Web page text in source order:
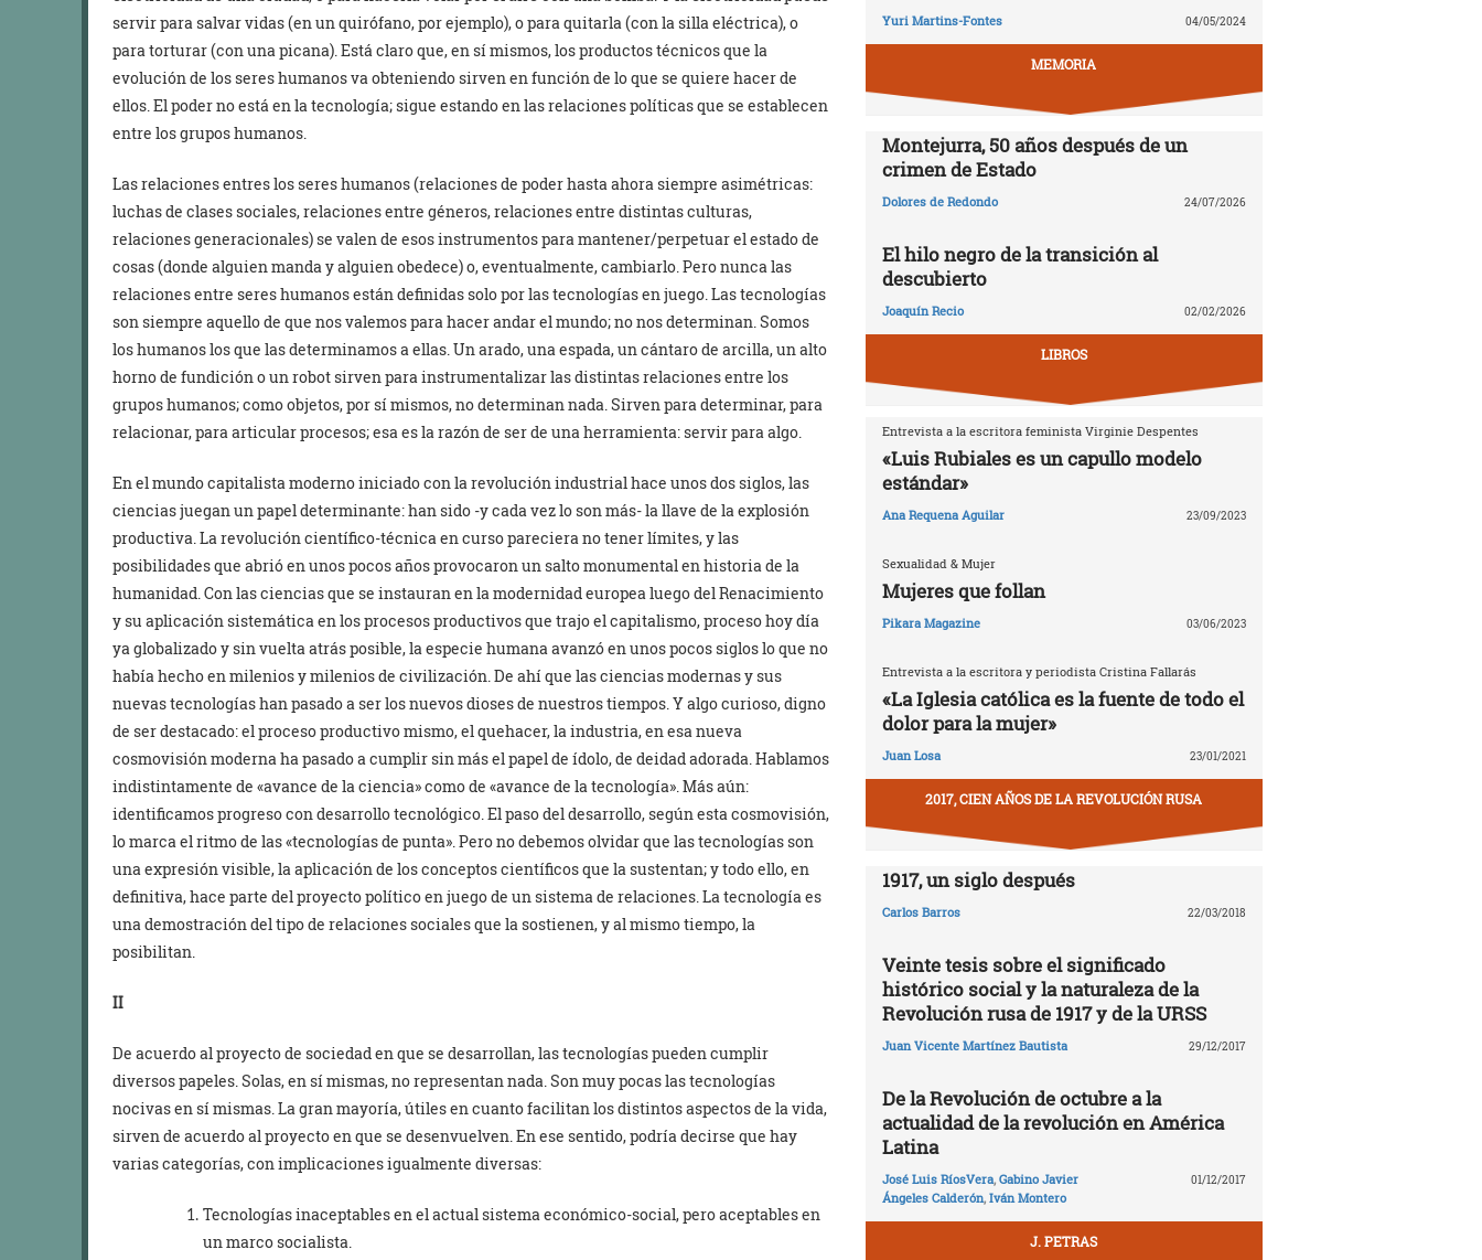
servir para salvar vidas (en un quirófano, por ejemplo), o para quitarla (con la silla eléctrica), o
para torturar (con una picana). Está claro que, en sí mismos, los productos técnicos que la
evolución de los seres humanos va obteniendo sirven en función de lo que se quiere hacer de
ellos. El poder no está en la tecnología; sigue estando en las relaciones políticas que se establecen
entre los grupos humanos.
Las relaciones entres los seres humanos (relaciones de poder hasta ahora siempre asimétricas:
luchas de clases sociales, relaciones entre géneros, relaciones entre distintas culturas,
relaciones generacionales) se valen de esos instrumentos para mantener/perpetuar el estado de
cosas (donde alguien manda y alguien obedece) o, eventualmente, cambiarlo. Pero nunca las
relaciones entre seres humanos están definidas solo por las tecnologías en juego. Las tecnologías
son siempre aquello de que nos valemos para hacer andar el mundo; no nos determinan. Somos
los humanos los que las determinamos a ellas. Un arado, una espada, un cántaro de arcilla, un alto
horno de fundición o un robot sirven para instrumentalizar las distintas relaciones entre los
grupos humanos; como objetos, por sí mismos, no determinan nada. Sirven para determinar, para
relacionar, para articular procesos; esa es la razón de ser de una herramienta: servir para algo.
En el mundo capitalista moderno iniciado con la revolución industrial hace unos dos siglos, las
ciencias juegan un papel determinante: han sido -y cada vez lo son más- la llave de la explosión
productiva. La revolución científico-técnica en curso pareciera no tener límites, y las
posibilidades que abrió en unos pocos años provocaron un salto monumental en historia de la
humanidad. Con las ciencias que se instauran en la modernidad europea luego del Renacimiento
y su aplicación sistemática en los procesos productivos que trajo el capitalismo, proceso hoy día
ya globalizado y sin vuelta atrás posible, la especie humana avanzó en unos pocos siglos lo que no
había hecho en milenios y milenios de civilización. De ahí que las ciencias modernas y sus
nuevas tecnologías han pasado a ser los nuevos dioses de nuestros tiempos. Y algo curioso, digno
de ser destacado: el proceso productivo mismo, el quehacer, la industria, en esa nueva
cosmovisión moderna ha pasado a cumplir sin más el papel de ídolo, de deidad adorada. Hablamos
indistintamente de «avance de la ciencia» como de «avance de la tecnología». Más aún:
identificamos progreso con desarrollo tecnológico. El paso del desarrollo, según esta cosmovisión,
lo marca el ritmo de las «tecnologías de punta». Pero no debemos olvidar que las tecnologías son
una expresión visible, la aplicación de los conceptos científicos que la sustentan; y todo ello, en
definitiva, hace parte del proyecto político en juego de un sistema de relaciones. La tecnología es
una demostración del tipo de relaciones sociales que la sostienen, y al mismo tiempo, la
posibilitan.
II
De acuerdo al proyecto de sociedad en que se desarrollan, las tecnologías pueden cumplir
diversos papeles. Solas, en sí mismas, no representan nada. Son muy pocas las tecnologías
nocivas en sí mismas. La gran mayoría, útiles en cuanto facilitan los distintos aspectos de la vida,
sirven de acuerdo al proyecto en que se desenvuelven. En ese sentido, podría decirse que hay
varias categorías, con implicaciones igualmente diversas:
Tecnologías inaceptables en el actual sistema económico-social, pero aceptables en
un marco socialista.
Yuri Martins-Fontes 04/05/2024
MEMORIA
Montejurra, 50 años después de un
crimen de Estado
Dolores de Redondo 24/07/2026
El hilo negro de la transición al
descubierto
Joaquín Recio 02/02/2026
LIBROS
Entrevista a la escritora feminista Virginie Despentes
«Luis Rubiales es un capullo modelo
estándar»
Ana Requena Aguilar 23/09/2023
Sexualidad & Mujer
Mujeres que follan
Pikara Magazine 03/06/2023
Entrevista a la escritora y periodista Cristina Fallarás
«La Iglesia católica es la fuente de todo el
dolor para la mujer»
Juan Losa 23/01/2021
2017, CIEN AÑOS DE LA REVOLUCIÓN RUSA
1917, un siglo después
Carlos Barros 22/03/2018
Veinte tesis sobre el significado
histórico social y la naturaleza de la
Revolución rusa de 1917 y de la URSS
Juan Vicente Martínez Bautista 29/12/2017
De la Revolución de octubre a la
actualidad de la revolución en América
Latina
José Luis RíosVera, Gabino Javier
Ángeles Calderón, Iván Montero
01/12/2017
J. PETRAS